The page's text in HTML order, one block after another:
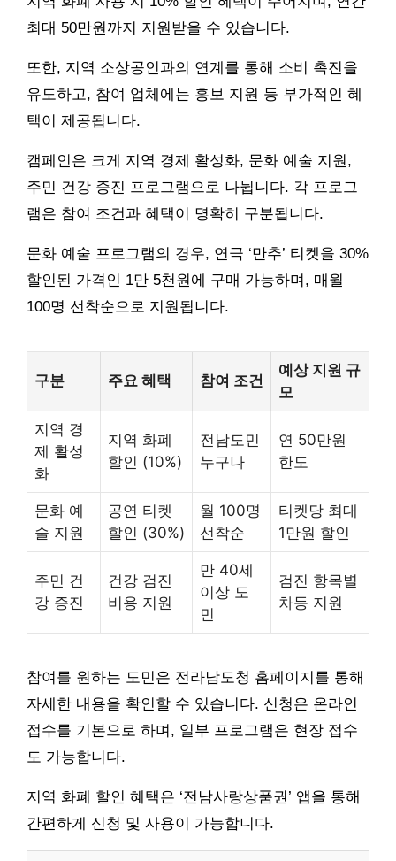
최대 50만원까지 지원받을 수 있습니다.
또한, 지역 소상공인과의 연계를 통해 소비 촉진을
유도하고, 참여 업체에는 홍보 지원 등 부가적인 혜
택이 제공됩니다.
캠페인은 크게 지역 경제 활성화, 문화 예술 지원,
주민 건강 증진 프로그램으로 나뉩니다. 각 프로그
램은 참여 조건과 혜택이 명확히 구분됩니다.
문화 예술 프로그램의 경우, 연극 ‘만추’ 티켓을 30%
할인된 가격인 1만 5천원에 구매 가능하며, 매월
100명 선착순으로 지원됩니다.
구분 주요 혜택 참여 조건
예상 지원 규
모
지역 경
제 활성
화
지역 화폐
할인 (10%)
전남도민
누구나
연 50만원
한도
문화 예
술 지원
공연 티켓
할인 (30%)
월 100명
선착순
티켓당 최대
1만원 할인
주민 건
강 증진
건강 검진
비용 지원
만 40세
이상 도
민
검진 항목별
차등 지원
참여를 원하는 도민은 전라남도청 홈페이지를 통해
자세한 내용을 확인할 수 있습니다. 신청은 온라인
접수를 기본으로 하며, 일부 프로그램은 현장 접수
도 가능합니다.
지역 화폐 할인 혜택은 ‘전남사랑상품권’ 앱을 통해
간편하게 신청 및 사용이 가능합니다.